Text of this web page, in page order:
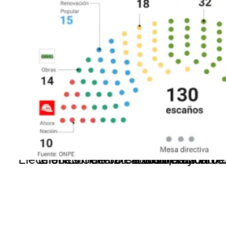
El JNE oficializó la distribución de escaños para la elección de 60 senadores y 130 diputados en las Elecciones Generales 2026, tras el restablecimiento de la Bicameralidad.